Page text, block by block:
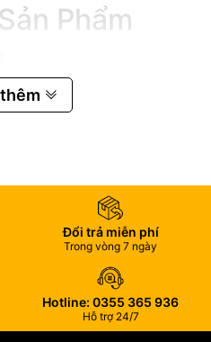
Phẩm
220V AC / 50Hz
chống ăn mòn
Đổi trả miễn phí
Trong vòng 7 ngày
Hotline: 0355 365 936
Hỗ trợ 24/7